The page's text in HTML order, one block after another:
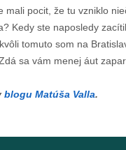
pocit, že tu vzniklo
Kedy ste naposledy
tomuto som na
sa vám menej áut
blogu Matúša Valla.